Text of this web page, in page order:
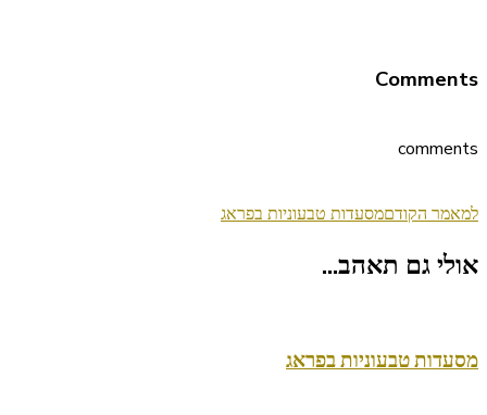
Comments
comments
ניווט
בפוסטים
למאמר הקודםמסעדות טבעוניות בפראג
אולי גם תאהב...
מסעדות טבעוניות בפראג